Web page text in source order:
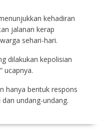
kehadiran
jalanan kerap
sehari-hari.
dilakukan kepolisian
ucapnya.
hanya bentuk respons
undang-undang.